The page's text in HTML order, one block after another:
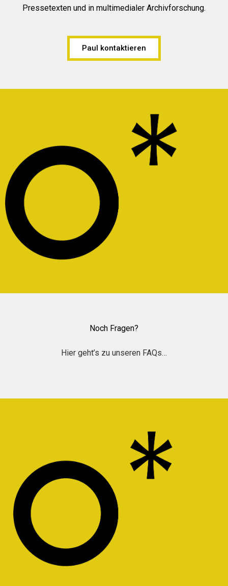
Pressetexten und in multimedialer Archivforschung.
Paul kontaktieren
Noch Fragen?
Hier geht’s zu unseren FAQs…